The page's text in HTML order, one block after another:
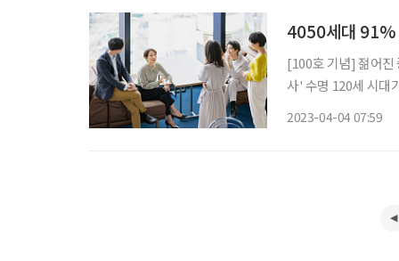
4050세대 91%
[100호 기념] 젊어진
사' 수명 120세 시대
2023-04-04 07:59